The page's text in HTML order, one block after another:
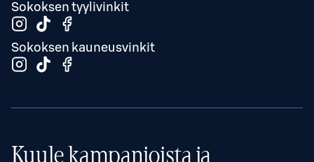
Sokoksen tyylivinkit
Sokoksen kauneusvinkit
Kuule kampanjoista ja